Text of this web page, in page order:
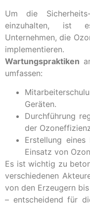
Um die
einzuhalten, ist
Unternehmen, die
implementieren.
Wartungspraktiken
umfassen:
Geräten.
Durchführung
der
Erstellung eines
Einsatz von
Es ist wichtig zu
verschiedenen
von den Erzeugern
– entscheidend für